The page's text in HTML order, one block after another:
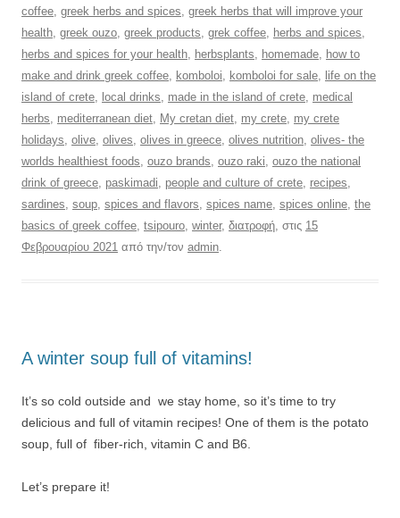
coffee, greek herbs and spices, greek herbs that will improve your
health, greek ouzo, greek products, grek coffee, herbs and spices,
herbs and spices for your health, herbsplants, homemade, how to
make and drink greek coffee, komboloi, komboloi for sale, life on the
island of crete, local drinks, made in the island of crete, medical
herbs, mediterranean diet, My cretan diet, my crete, my crete
holidays, olive, olives, olives in greece, olives nutrition, olives- the
worlds healthiest foods, ouzo brands, ouzo raki, ouzo the national
drink of greece, paskimadi, people and culture of crete, recipes,
sardines, soup, spices and flavors, spices name, spices online, the
basics of greek coffee, tsipouro, winter, διατροφή, στις 15
Φεβρουαρίου 2021 από την/τον admin.
A winter soup full of vitamins!
It’s so cold outside and we stay home, so it’s time to try
delicious and full of vitamin recipes! One of them is the potato
soup, full of fiber-rich, vitamin C and B6.
Let’s prepare it!